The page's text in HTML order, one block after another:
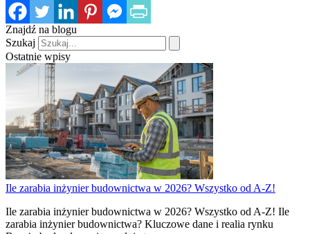
Znajdź na blogu
Szukaj
Ostatnie wpisy
Ile zarabia inżynier budownictwa w 2026? Wszystko od A-Z!
Ile zarabia inżynier budownictwa w 2026? Wszystko od A-Z! Ile
zarabia inżynier budownictwa? Kluczowe dane i realia rynku